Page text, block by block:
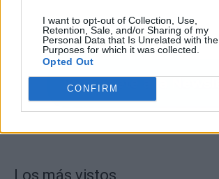
I want to opt-out of Collection, Use,
Retention, Sale, and/or Sharing of my
Personal Data that Is Unrelated with the
Purposes for which it was collected.
Opted Out
CONFIRM
Los más vistos